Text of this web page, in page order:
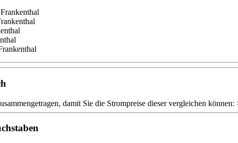
damit Sie die Strompreise dieser vergleichen können: